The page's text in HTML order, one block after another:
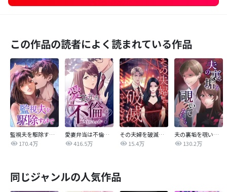
この作品の読者によく読まれている作品
監視夫を駆除するまで
170.4万
愛妻弁当は不倫に含まれますか？
416.5万
その夫婦を破滅させるまで
15.4万
夫の裏垢を覗いてみたら
130.2万
同じジャンルの人気作品